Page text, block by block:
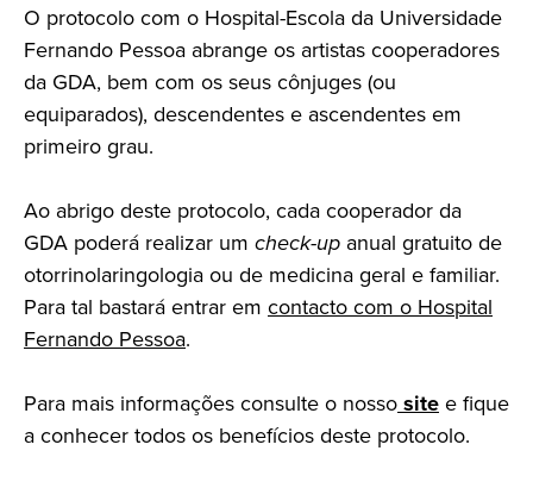
O protocolo com o Hospital-Escola da Universidade
Fernando Pessoa abrange os artistas cooperadores
da GDA, bem com os seus cônjuges (ou
equiparados), descendentes e ascendentes em
primeiro grau.
Ao abrigo deste protocolo, cada cooperador da
GDA poderá realizar um check-up anual gratuito de
otorrinolaringologia ou de medicina geral e familiar.
Para tal bastará entrar em contacto com o Hospital
Fernando Pessoa.
Para mais informações consulte o nossositee fique
a conhecer todos os benefícios deste protocolo.